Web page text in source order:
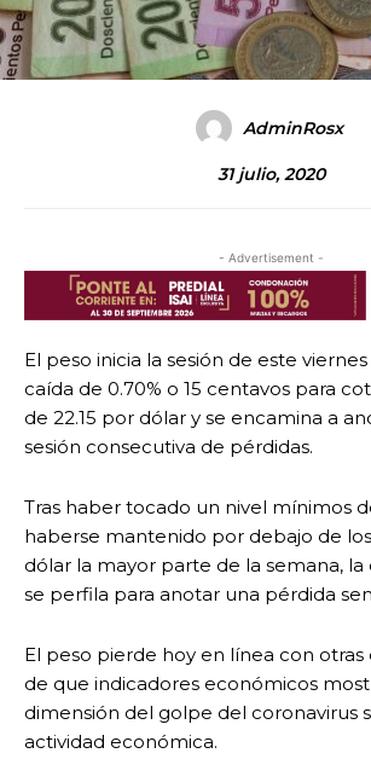
AdminRosx
31 julio, 2020
- Advertisement -
El peso inicia la sesión de este
caída de 0.70% o 15 centavos para
de 22.15 por dólar y se encamina a
sesión consecutiva de pérdidas.
Tras haber tocado un nivel mínimos
haberse mantenido por debajo de
dólar la mayor parte de la semana, la
se perfila para anotar una pérdida
El peso pierde hoy en línea con otras
de que indicadores económicos
dimensión del golpe del coronavirus
actividad económica.